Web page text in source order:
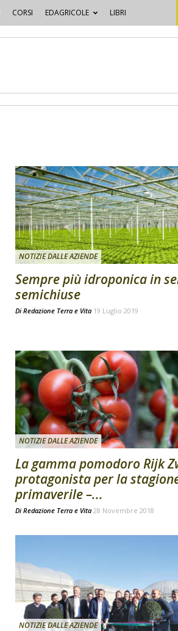
CORSI EDAGRICOLE LIBRI
NOTIZIE DALLE AZIENDE
Sempre più idroponica in
semichiuse
Di Redazione Terra e Vita 19 Luglio 2019
NOTIZIE DALLE AZIENDE
La gamma pomodoro Rijk
protagonista per la
primaverile –...
Di Redazione Terra e Vita 28 Novembre 2018
NOTIZIE DALLE AZIENDE